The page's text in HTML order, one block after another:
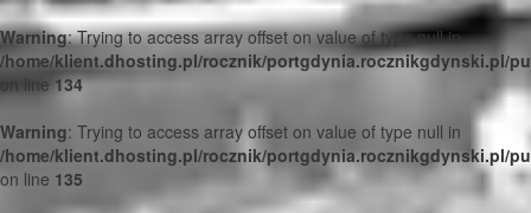
Warning: Trying to access array offset on value of type null in
/home/klient.dhosting.pl/rocznik/portgdynia.rocznikgdynski.pl/
on line134
Warning: Trying to access array offset on value of type null in
/home/klient.dhosting.pl/rocznik/portgdynia.rocznikgdynski.pl/
on line 135